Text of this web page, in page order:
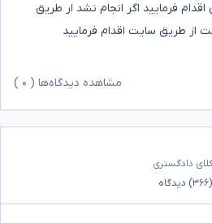
اقدام فرمایید اگر انجام نشد ار طریق
از طریق سایت اقدام فرمایید
مشاهده دیدگاه‌ها ( ۰
دادگستری
(۳۶۶) دیدگاه